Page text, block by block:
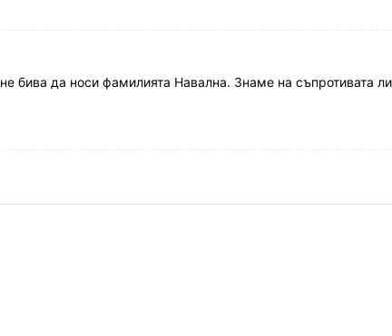
бива да носи фамилията Навална. Знаме на съпротивата